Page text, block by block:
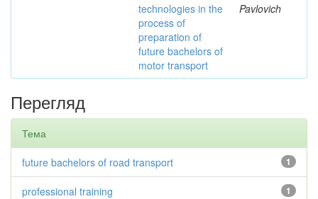
technologies in the
process of
preparation of
future bachelors of
motor transport
Pavlovich
Перегляд
Тема
1
future bachelors of road transport
1
professional training